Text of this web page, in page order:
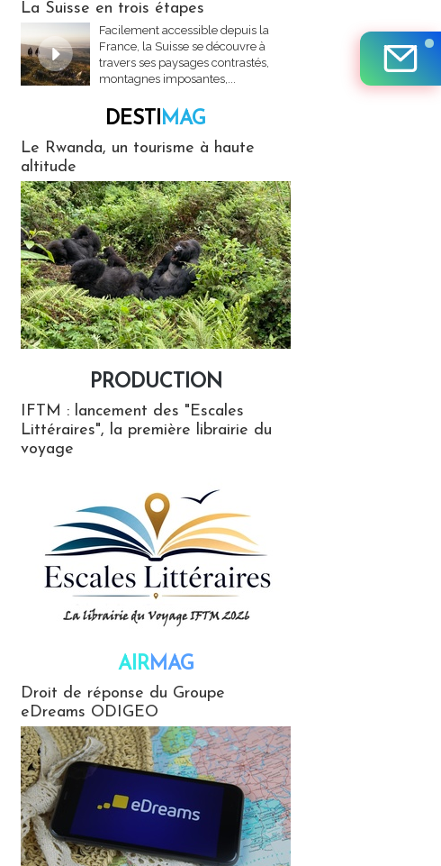
La Suisse en trois étapes
Facilement accessible depuis la
France, la Suisse se découvre à
travers ses paysages contrastés,
montagnes imposantes,...
DESTIMAG
Le Rwanda, un tourisme à haute
altitude
PRODUCTION
IFTM : lancement des "Escales
Littéraires", la première librairie du
voyage
AIRMAG
Droit de réponse du Groupe
eDreams ODIGEO